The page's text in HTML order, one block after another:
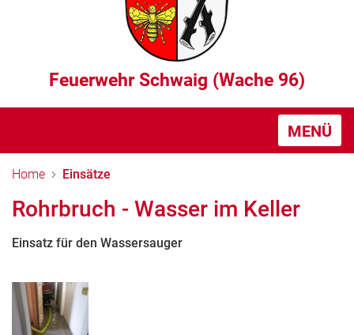
Feuerwehr Schwaig (Wache 96)
MENÜ
Home Einsätze
Rohrbruch - Wasser im Keller
Einsatz für den Wassersauger